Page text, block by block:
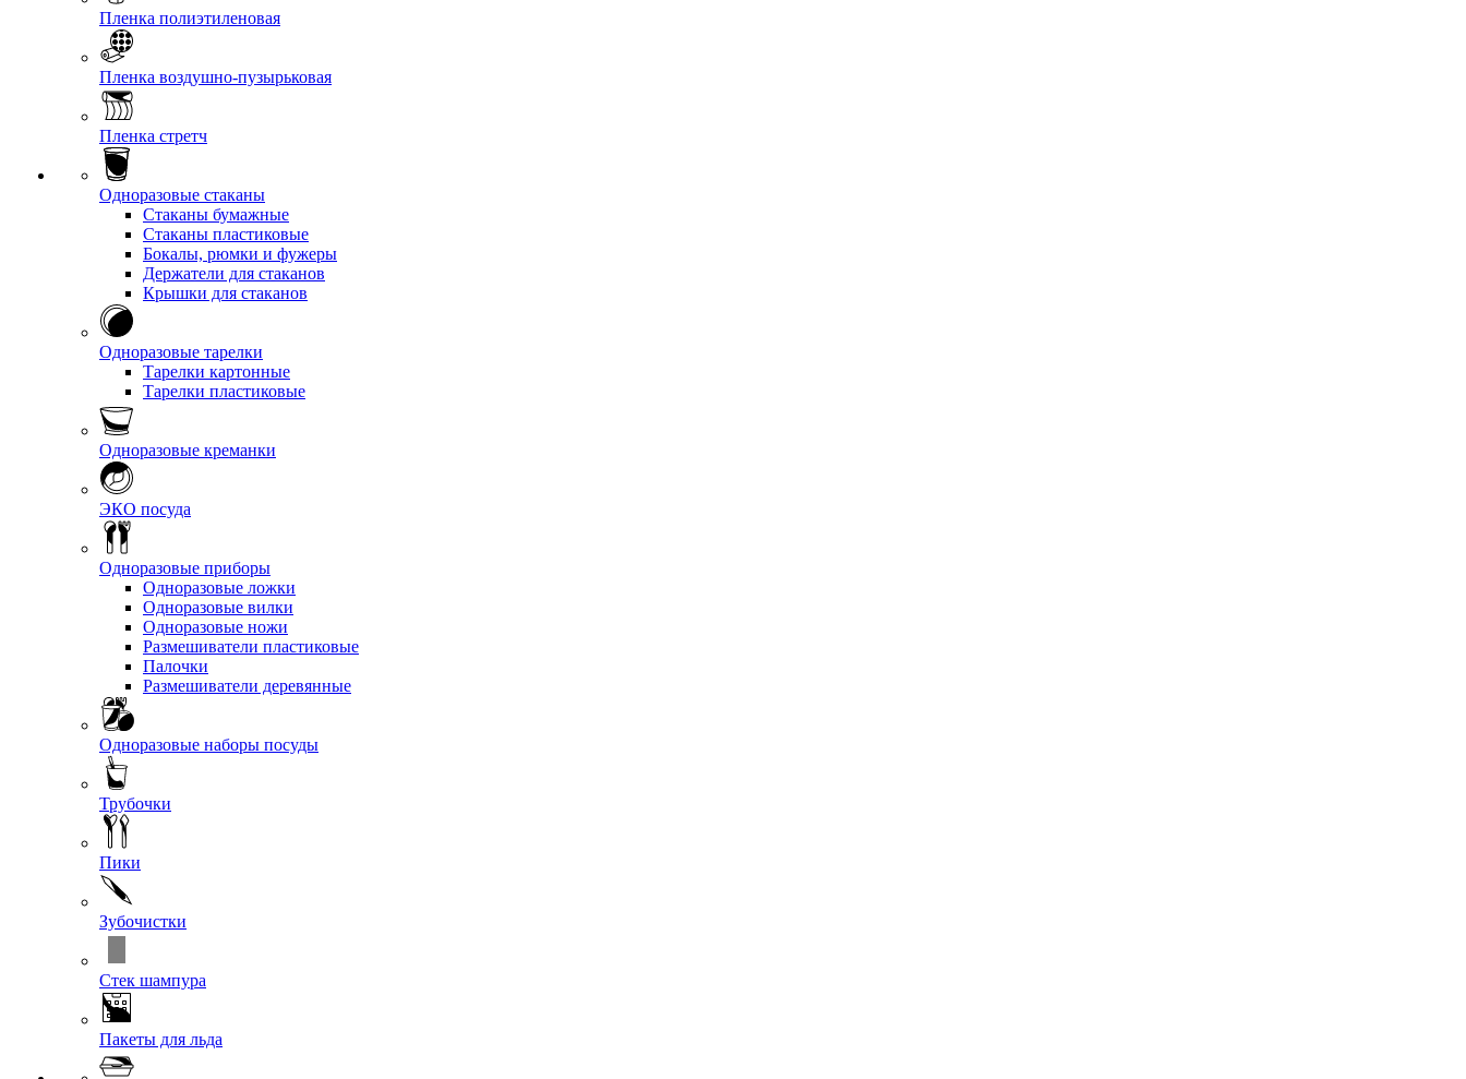
Пленка полиэтиленовая
Пленка воздушно-пузырьковая
Пленка стретч
Одноразовые стаканы
Стаканы бумажные
Стаканы пластиковые
Бокалы, рюмки и фужеры
Держатели для стаканов
Крышки для стаканов
Одноразовые тарелки
Тарелки картонные
Тарелки пластиковые
Одноразовые креманки
ЭКО посуда
Одноразовые приборы
Одноразовые ложки
Одноразовые вилки
Одноразовые ножи
Размешиватели пластиковые
Палочки
Размешиватели деревянные
Одноразовые наборы посуды
Трубочки
Пики
Зубочистки
Стек шампура
Пакеты для льда